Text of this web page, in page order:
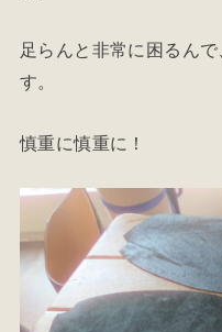
足らんと非常に困るん
す。
慎重に慎重に！